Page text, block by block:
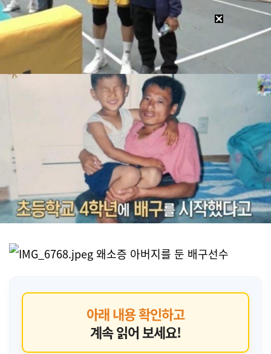
아래 내용 확인하고
계속 읽어 보세요!